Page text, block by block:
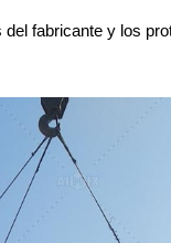
fabricante y los